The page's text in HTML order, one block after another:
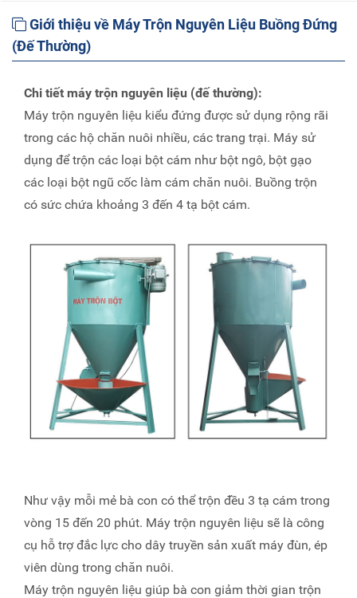
Giới thiệu về Máy Trộn Nguyên Liệu Buồng Đứng
(Đế Thường)
Chi tiết máy trộn nguyên liệu (đế thường):
Máy trộn nguyên liệu kiểu đứng được sử dụng rộng rãi
trong các hộ chăn nuôi nhiều, các trang trại. Máy sử
dụng để trộn các loại bột cám như bột ngô, bột gạo
các loại bột ngũ cốc làm cám chăn nuôi. Buồng trộn
có sức chứa khoảng 3 đến 4 tạ bột cám.
Như vậy mỗi mẻ bà con có thể trộn đều 3 tạ cám trong
vòng 15 đến 20 phút. Máy trộn nguyên liệu sẽ là công
cụ hỗ trợ đắc lực cho dây truyền sản xuất máy đùn, ép
viên dùng trong chăn nuôi.
Máy trộn nguyên liệu giúp bà con giảm thời gian trộn